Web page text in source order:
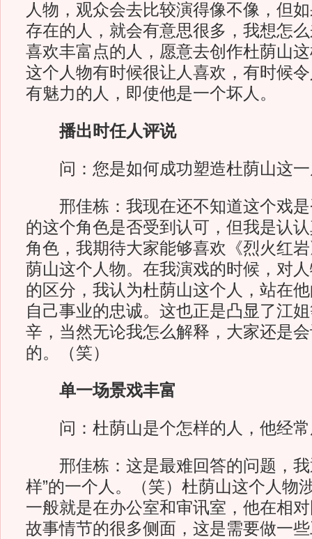
人物，观众会去比较演得像不像，但
存在的人，就会有意思很多，我想怎
喜欢丰富点的人，愿意去创作杜荫山
这个人物有时候很让人喜欢，有时候
有魅力的人，即使他是一个坏人。
播出时任人评说
问：您是如何成功塑造杜荫山这一
邢佳栋：我现在还不知道这个戏是
的这个角色是否受到认可，但我是认
角色，我期待大家能够喜欢《烈火红
荫山这个人物。在我演戏的时候，对
的区分，我认为杜荫山这个人，站在
自己事业的忠诚。这也正是凸显了江
辛，当然无论我怎么解释，大家还是
的。（笑）
单一场景戏丰富
问：杜荫山是个怎样的人，他经常
邢佳栋：这是最难回答的问题，我
样”的一个人。（笑）杜荫山这个人物
一般就是在办公室和审讯室，他在相
故事情节的很多侧面，这是需要做一